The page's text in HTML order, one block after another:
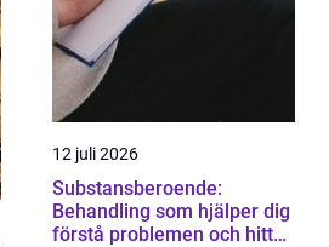
12 juli 2026
Substansberoende:
Behandling som hjälper dig
förstå problemen och hitta